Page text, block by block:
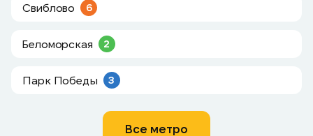
Свиблово 6
Беломорская 2
Парк Победы 3
Все метро